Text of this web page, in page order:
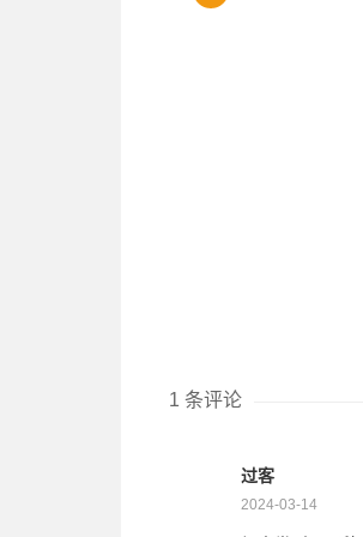
1 条评论
过客
2024-03-14